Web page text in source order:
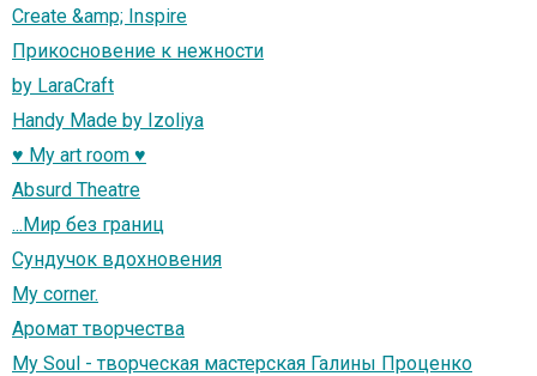
Create &amp; Inspire
Прикосновение к нежности
by LaraCraft
Handy Made by Izoliya
♥ My art room ♥
Absurd Theatre
...Мир без границ
Сундучок вдохновения
My corner.
Аромат творчества
My Soul - творческая мастерская Галины Проценко